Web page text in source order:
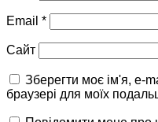
Email *
Сайт
Зберегти моє ім'я, e-
браузері для моїх